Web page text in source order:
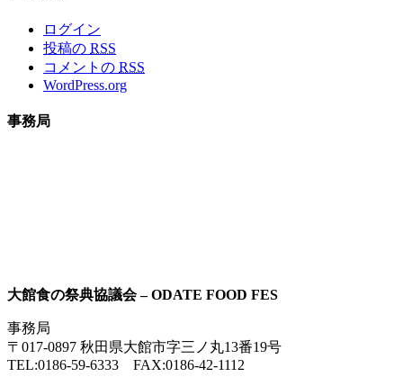
ログイン
投稿の RSS
コメントの RSS
WordPress.org
事務局
大館食の祭典協議会 – ODATE FOOD FES
事務局
〒017-0897 秋田県大館市字三ノ丸13番19号
TEL:0186-59-6333 FAX:0186-42-1112